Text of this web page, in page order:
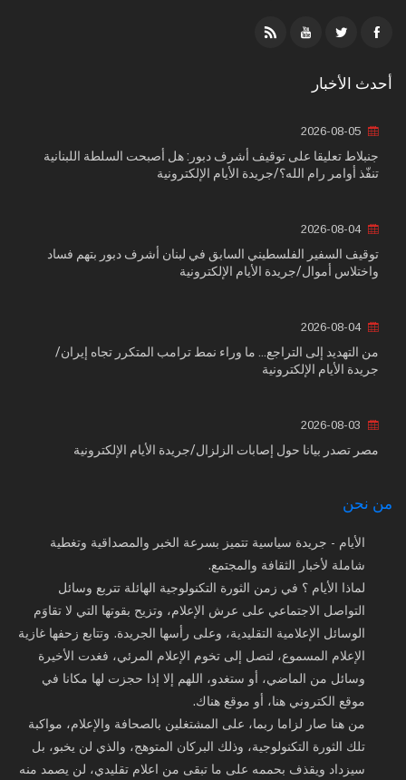
أحدث الأخبار
جنبلاط تعليقا على توقيف أشرف دبور: هل أصبحت السلطة اللبنانية
تنفّذ أوامر رام الله؟/جريدة الأيام الإلكترونية
2026-08-04
توقيف السفير الفلسطيني السابق في لبنان أشرف دبور بتهم فساد
واختلاس أموال/جريدة الأيام الإلكترونية
2026-08-04
من التهديد إلى التراجع... ما وراء نمط ترامب المتكرر تجاه إيران/
جريدة الأيام الإلكترونية
مصر تصدر بيانا حول إصابات الزلزال/جريدة الأيام الإلكترونية
من نحن
الأيام - جريدة سياسية تتميز بسرعة الخبر والمصداقية وتغطية
شاملة لأخبار الثقافة والمجتمع.
لماذا الأيام ؟ في زمن الثورة التكنولوجية الهائلة تتربع وسائل
التواصل الاجتماعي على عرش الإعلام، وتزيح بقوتها التي لا تقاوَم
الوسائل الإعلامية التقليدية، وعلى رأسها الجريدة. وتتابع زحفها غازية
الإعلام المسموع، لتصل إلى تخوم الإعلام المرئي، فغدت الأخيرة
وسائل من الماضي، أو ستغدو، اللهم إلا إذا حجزت لها مكانا في
موقع الكتروني هنا، أو موقع هناك.
من هنا صار لزاما ربما، على المشتغلين بالصحافة والإعلام، مواكبة
تلك الثورة التكنولوجية، وذلك البركان المتوهج، والذي لن يخبو، بل
سيزداد ويقذف بحممه على ما تبقى من اعلام تقليدي، لن يصمد منه